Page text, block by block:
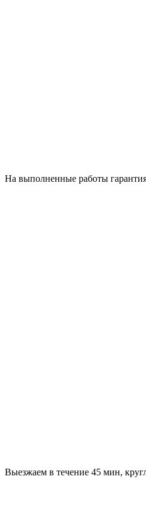
На выполненные работы
Выезжаем в течение 45 мин,